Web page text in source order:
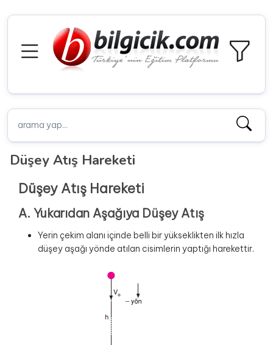
Düşey Atış Hareketi
Düşey Atış Hareketi
A. Yukarıdan Aşağıya Düşey Atış
Yerin çekim alanı içinde belli bir yükseklikten ilk hızla
düşey aşağı yönde atılan cisimlerin yaptığı harekettir.